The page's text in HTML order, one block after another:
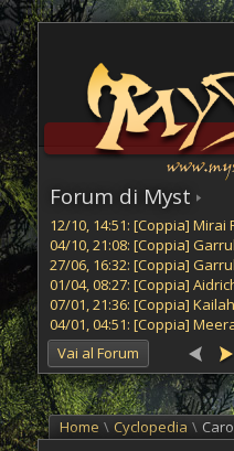
Forum di Myst
12/10, 14:51: [Coppia] Mirai
04/10, 21:08: [Coppia]
27/06, 16:32: [Coppia]
01/04, 08:27: [Coppia]
07/01, 21:36: [Coppia]
04/01, 04:51: [Coppia]
Vai al Forum
Home \ Cyclopedia \